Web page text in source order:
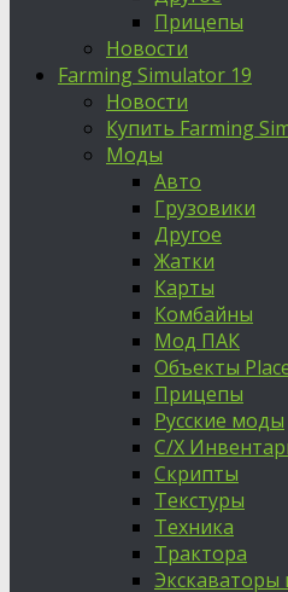
Прицепы
Новости
Farming Simulator 19
Новости
Купить Farming
Моды
Авто
Грузовики
Другое
Жатки
Карты
Комбайны
Мод ПАК
Объекты
Прицепы
Русские моды
С/Х
Скрипты
Текстуры
Техника
Трактора
Экскаваторы